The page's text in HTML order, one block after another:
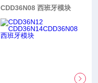
CDD36N08 西班牙模块